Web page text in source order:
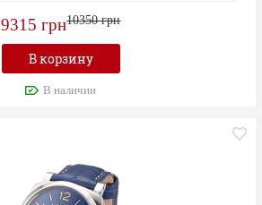
9315 грн10350 грн
В корзину
В наличии